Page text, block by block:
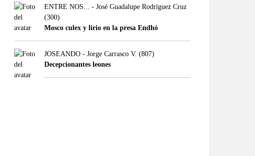
ENTRE NOS... - José Guadalupe Rodríguez Cruz
(300)
Mosco culex y lirio en la presa Endhó
JOSEANDO - Jorge Carrasco V. (807)
Decepcionantes leones